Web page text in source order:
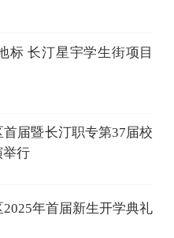
标 长汀星宇学生街项目
届暨长汀职专第37届校
举行
年首届新生开学典礼